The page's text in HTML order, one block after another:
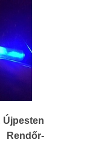
Újpesten